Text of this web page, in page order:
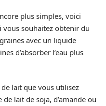
plus simples, voici
vous souhaitez obtenir du
avec un liquide
d’absorber l’eau plus
lait que vous utilisez
de lait de soja, d’amande ou